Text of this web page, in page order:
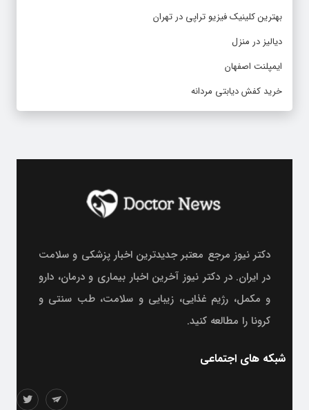
بهترین کلینیک فیزیو تراپی در تهران
دیالیز در منزل
ایمپلنت اصفهان
خرید کفش دیابتی مردانه
دکتر نیوز مرجع معتبر جدیدترین اخبار پزشکی و سلامت
در ایران. در دکتر نیوز آخرین اخبار بیماری و درمان، دارو
و مکمل، رژیم غذایی، زیبایی و سلامت، طب سنتی و
کرونا را مطالعه کنید.
شبکه های اجتماعی